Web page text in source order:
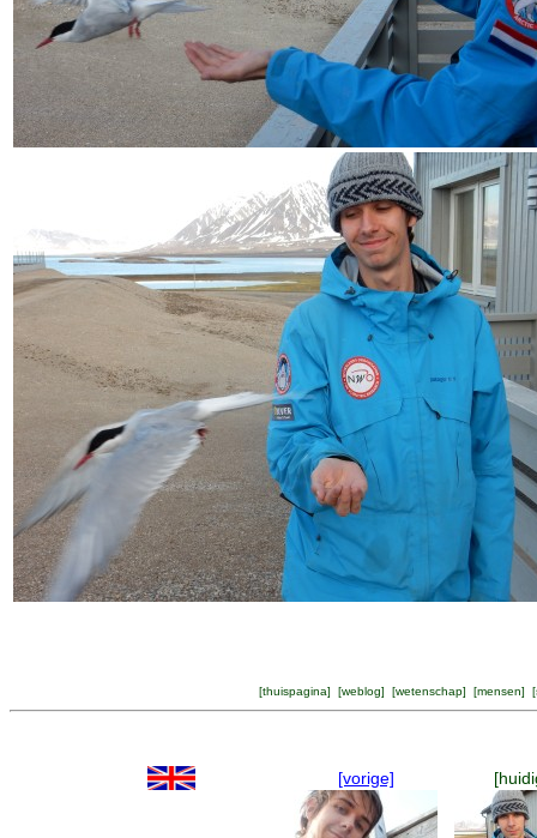
[thuispagina] [weblog] [wetenschap] [mensen] [
[vorige]